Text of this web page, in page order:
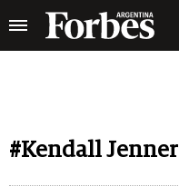
#Kendall Jenner